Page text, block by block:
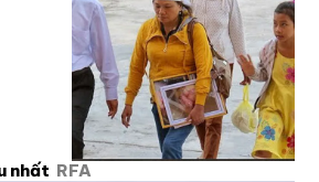
nhất RFA